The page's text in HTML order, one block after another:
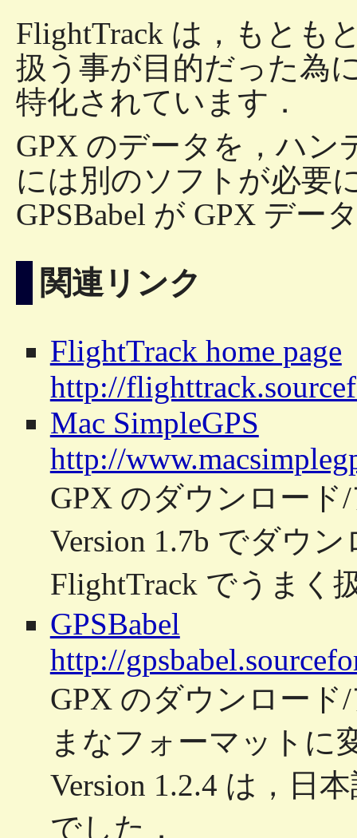
FlightTrack は，もとも
扱う事が目的だった為
特化されています．
GPX のデータを，ハン
には別のソフトが必要
GPSBabel が GPX デー
関連リンク
FlightTrack home page
http://
Mac SimpleGPS
http://
GPX のダウンロー
Version 1.7b でダウ
FlightTrack でうまく
GPSBabel
http://
GPX のダウンロー
まなフォーマットに
Version 1.2.4 は，日
でした．